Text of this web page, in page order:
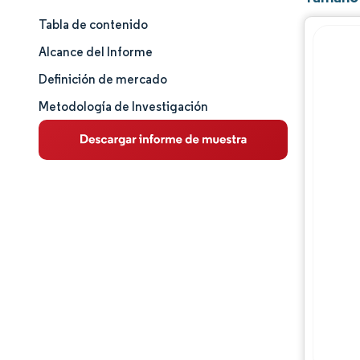
Tamaño y cuota de mercado
Análisis de mercado
Tendencias e ideas
Análisis de segmentos
Tabla de contenido
Alcance del Informe
Definición de mercado
Metodología de Investigación